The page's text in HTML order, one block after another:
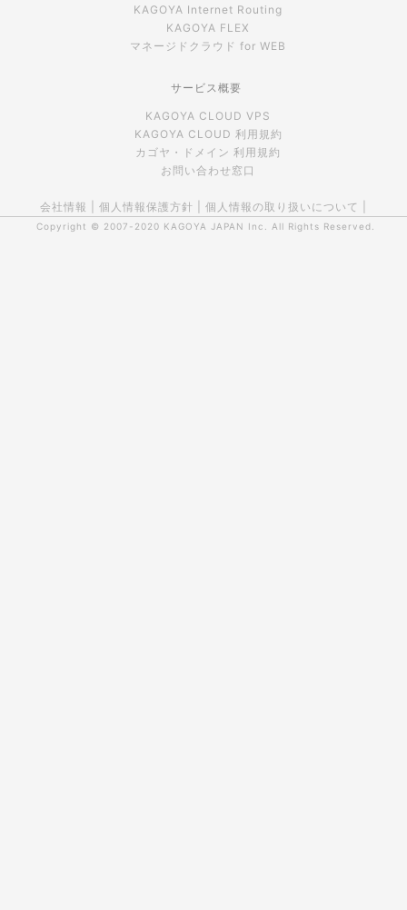
KAGOYA Internet Routing
KAGOYA FLEX
マネージドクラウド for WEB
サービス概要
KAGOYA CLOUD VPS
KAGOYA CLOUD 利用規約
カゴヤ・ドメイン 利用規約
お問い合わせ窓口
会社情報 個人情報保護方針 個人情報の取り扱いについて
Copyright © 2007-2020 KAGOYA JAPAN Inc. All Rights Reserved.